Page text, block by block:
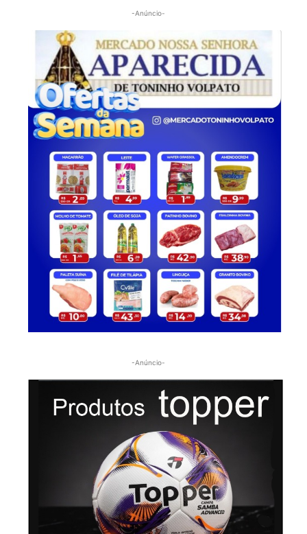
-Anúncio-
-Anúncio-